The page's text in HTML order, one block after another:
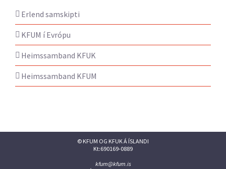
Erlend samskipti
KFUM í Evrópu
Heimssamband KFUK
Heimssamband KFUM
© KFUM OG KFUK Á ÍSLANDI
Kt:690169-0889
kfum@kfum.is